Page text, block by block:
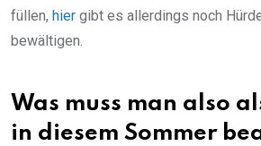
füllen, hier gibt es allerdings noch
bewältigen.
Was muss man also
in diesem Sommer